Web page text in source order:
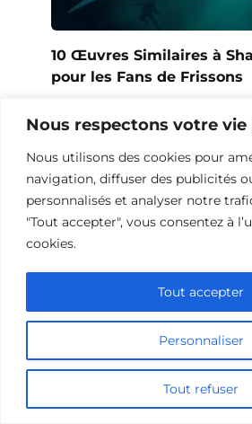
Nous respectons votre vie
Nous utilisons des cookies pour
navigation, diffuser des publicités
personnalisés et analyser notre
"Tout accepter", vous consentez à
cookies.
Personnaliser
Tout refuser
Tout accepter
10 Œuvres Similaires à
pour les Fans de Frissons
Opération Love